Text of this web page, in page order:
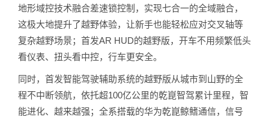
地形域控技术融合差速锁控制，实现七合一的全域融合，
这极大地提升了越野体验，让新手也能轻松应对交叉轴等
复杂越野场景；首发AR HUD的越野版，开车不用频繁低头
看仪表、扭头看中控，行车更安全。
同时，首发智能驾驶辅助系统的越野版从城市到山野的全
程不中断领航，依托超100亿公里的乾崑智驾累计里程，智
能进化、越来越强；全系搭载的华为乾崑鲸鳍通信，信号